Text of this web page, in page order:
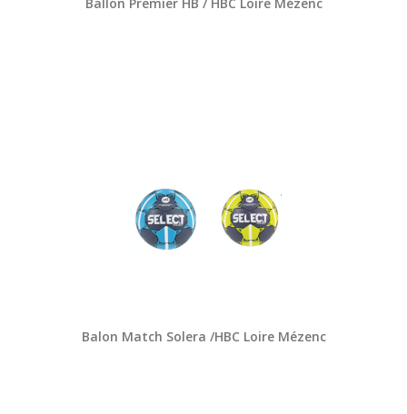
Balon Match Solera /HBC Loire Mézenc